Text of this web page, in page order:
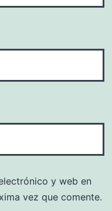
y web en
vez que comente.